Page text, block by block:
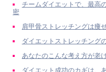
チームダイエットで、最高
密
肩甲骨ストレッチングは痩
ダイエットストレッチング
あなたのこんな考え方が老
ダイエット成功のカギは、